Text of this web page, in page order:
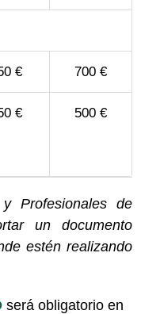
€ 700 €
€ 500 €
Profesionales de
un documento
estén realizando
será obligatorio en